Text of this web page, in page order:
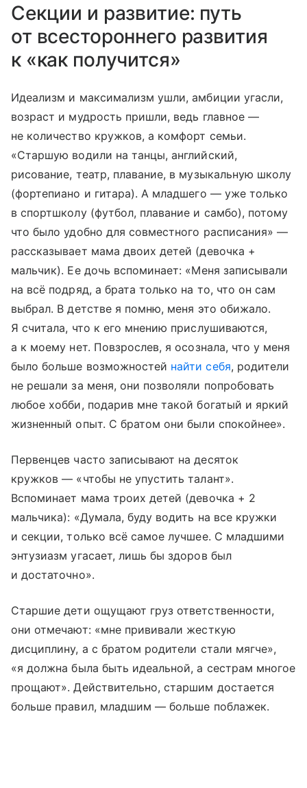
Секции и развитие: путь
от всестороннего развития
к «как получится»
Идеализм и максимализм ушли, амбиции угасли,
возраст и мудрость пришли, ведь главное —
не количество кружков, а комфорт семьи.
«Старшую водили на танцы, английский,
рисование, театр, плавание, в музыкальную школу
(фортепиано и гитара). А младшего — уже только
в спортшколу (футбол, плавание и самбо), потому
что было удобно для совместного расписания» —
рассказывает мама двоих детей (девочка +
мальчик). Ее дочь вспоминает: «Меня записывали
на всё подряд, а брата только на то, что он сам
выбрал. В детстве я помню, меня это обижало.
Я считала, что к его мнению прислушиваются,
а к моему нет. Повзрослев, я осознала, что у меня
было больше возможностей найти себя, родители
не решали за меня, они позволяли попробовать
любое хобби, подарив мне такой богатый и яркий
жизненный опыт. С братом они были спокойнее».
Первенцев часто записывают на десяток
кружков — «чтобы не упустить талант».
Вспоминает мама троих детей (девочка + 2
мальчика): «Думала, буду водить на все кружки
и секции, только всё самое лучшее. С младшими
энтузиазм угасает, лишь бы здоров был
и достаточно».
Старшие дети ощущают груз ответственности,
они отмечают: «мне прививали жесткую
дисциплину, а с братом родители стали мягче»,
«я должна была быть идеальной, а сестрам многое
прощают». Действительно, старшим достается
больше правил, младшим — больше поблажек.